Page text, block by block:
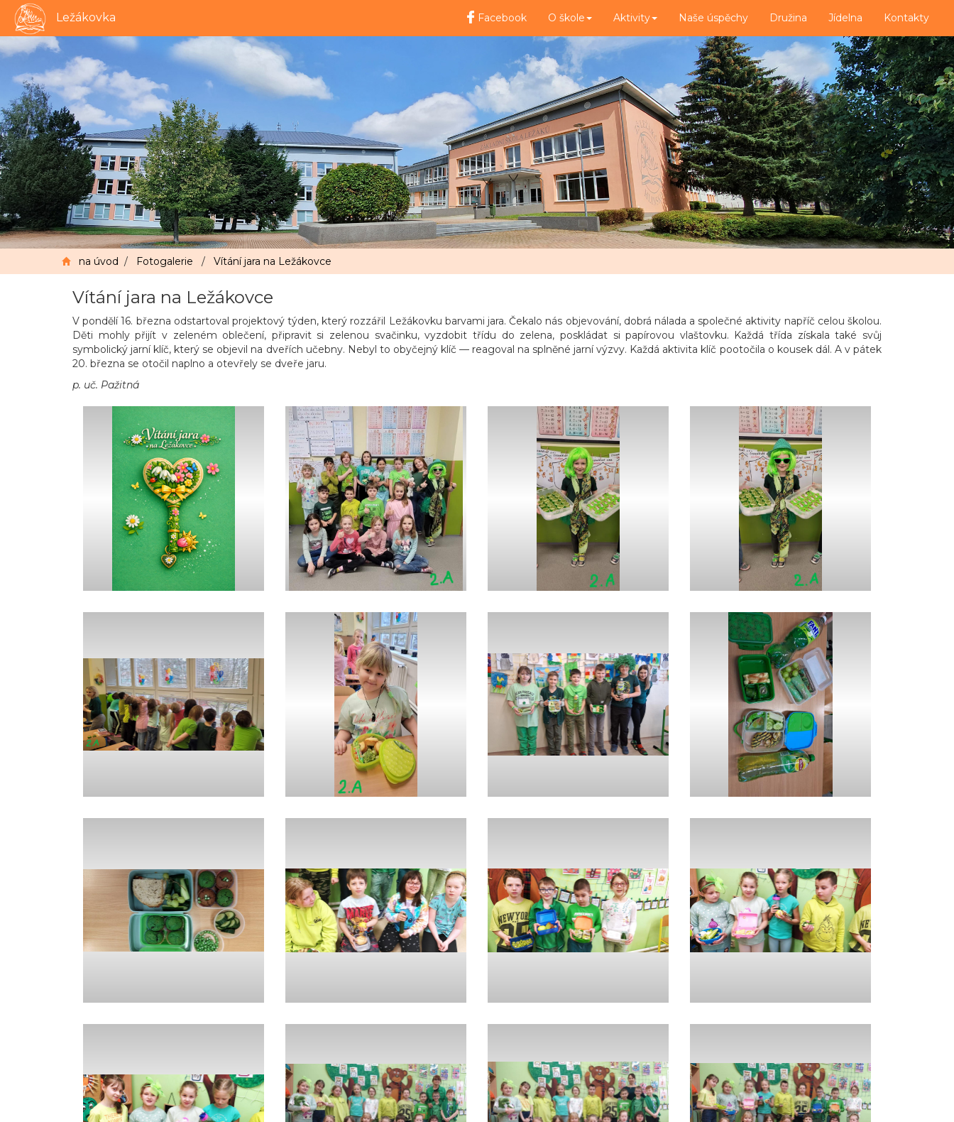
Ležákovka Facebook O škole Aktivity Naše úspěchy Družina Jídelna Kontakty
na úvod / Fotogalerie / Vítání jara na Ležákovce
Vítání jara na Ležákovce
V pondělí 16. března odstartoval projektový týden, který rozzářil Ležákovku barvami jara. Čekalo nás objevování, dobrá nálada a společné aktivity napříč celou školou.
Děti mohly přijít v zeleném oblečení, připravit si zelenou svačinku, vyzdobit třídu do zelena, poskládat si papírovou vlaštovku. Každá třída získala také svůj
symbolický jarní klíč, který se objevil na dveřích učebny. Nebyl to obyčejný klíč — reagoval na splněné jarní výzvy. Každá aktivita klíč pootočila o kousek dál. A v pátek
20. března se otočil naplno a otevřely se dveře jaru.
p. uč. Pažitná